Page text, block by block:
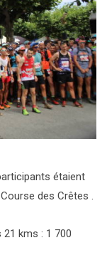
étaient
des Crêtes .
kms : 1 700